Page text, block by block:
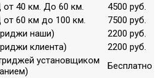
40 км. До 60 км.
4500 руб.
60 км до 100 км.
7500 руб.
наши)
2200 руб.
клиента)
2200 руб.
установщиком
Бесплатно